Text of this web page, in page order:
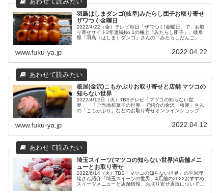
羽島はしまダンゴ(岐阜)みたらし団子お取り寄せ
ザワつく金曜日
2022/4/22（金）テレビ朝日「ザワつく!金曜日」で、お取
り寄せサイト2年連続No.1の極上「みたらし団子」、岐阜
県「羽島（はしま）ダンゴ」さんの「みたらしだんご」の
www.fuku-ya.jp 2022.04.22
板屋(金沢)こもかぶりお取り寄せと店舗 マツコの
知らない世界
2022/4/12日（火）TBSテレビ「マツコの知らない世
界」、「ご当地和菓子の世界」で紹介の金沢「板屋」さん
の「こもかぶり」などのお取り寄せオンラインショップや
www.fuku-ya.jp 2022.04.12
埼玉スイーツ(マツコの知らない世界)4店舗メニ
ューとお取り寄せ
2022/6/14（火）TBS「マツコの知らない世界」の平岩理
緒さん紹介「埼玉スイーツの世界」4店舗の2022おすすめ
スイーツメニューと店舗情報、お取り寄せ通販についてま